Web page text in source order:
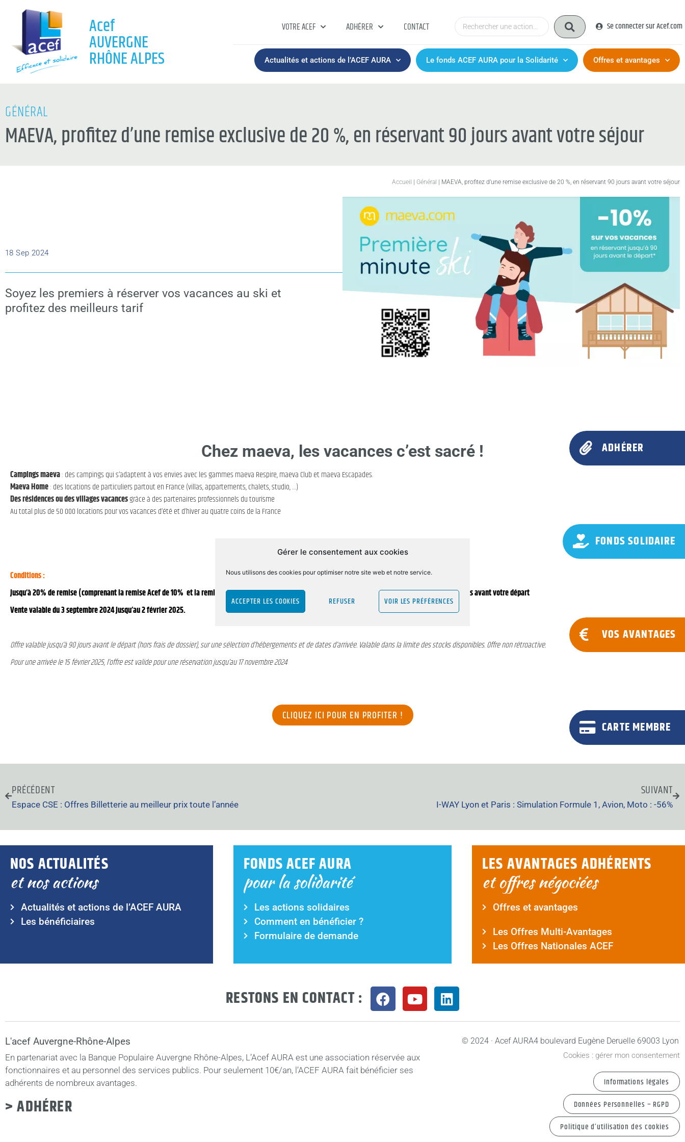
Gérer le consentement aux cookies
Nous utilisons des cookies pour optimiser notre site web et notre service.
ACCEPTER LES COOKIES REFUSER VOIR LES PRÉFÉRENCES
ADHÉRER
FONDS SOLIDAIRE
VOS AVANTAGES
CARTE MEMBRE
Acef
AUVERGNE
RHÔNE ALPES
VOTRE ACEF ADHÉRER CONTACT Se connecter sur Acef.com
Actualités et actions de l’ACEF AURA Le fonds ACEF AURA pour la Solidarité Offres et avantages
GÉNÉRAL
MAEVA, profitez d’une remise exclusive de 20 %, en réservant 90 jours avant votre séjour
Accueil | Général | MAEVA, profitez d’une remise exclusive de 20 %, en réservant 90 jours avant votre séjour
18 Sep 2024
Soyez les premiers à réserver vos vacances au ski et
profitez des meilleurs tarif
Chez maeva, les vacances c’est sacré !
Campings maeva: des campings qui s’adaptent à vos envies avec les gammes maeva Respire, maeva Club et maeva Escapades.
Maeva Home: des locations de particuliers partout en France (villas, appartements, chalets, studio, …)
Des résidences ou des villages vacancesgrâce à des partenaires professionnels du tourisme
Au total plus de 50 000 locations pour vos vacances d’été et d’hiver au quatre coins de la France
Conditions :
Jusqu’à 20% de remise (comprenant la remise Acef de 10% et la remise Maeva de 10% supplémentaire) sur vos vacances au ski en réservant jusqu’à 90 jours avant votre départ
Vente valable du 3 septembre 2024 jusqu’au 2 février 2025.
Offre valable jusqu’à 90 jours avant le départ (hors frais de dossier), sur une sélection d’hébergements et de dates d’arrivée. Valable dans la limite des stocks disponibles. Offre non rétroactive.
Pour une arrivée le 15 février 2025, l’offre est valide pour une réservation jusqu’au 17 novembre 2024
CLIQUEZ ICI POUR EN PROFITER !
PRÉCÉDENT
Espace CSE : Offres Billetterie au meilleur prix toute l’année
SUIVANT
I-WAY Lyon et Paris : Simulation Formule 1, Avion, Moto : -56%
NOS ACTUALITÉS
et nos actions
Actualités et actions de l’ACEF AURA
Les bénéficiaires
FONDS ACEF AURA
pour la solidarité
Les actions solidaires
Comment en bénéficier ?
Formulaire de demande
LES AVANTAGES ADHÉRENTS
et offres négociées
Offres et avantages
Les Offres Multi-Avantages
Les Offres Nationales ACEF
RESTONS EN CONTACT :
L'acef Auvergne-Rhône-Alpes
En partenariat avec la Banque Populaire Auvergne Rhône-Alpes, L’Acef AURA est une association réservée aux
fonctionnaires et au personnel des services publics. Pour seulement 10€/an, l’ACEF AURA fait bénéficier ses
adhérents de nombreux avantages.
> ADHÉRER
© 2024 · Acef AURA4 boulevard Eugène Deruelle 69003 Lyon
Cookies : gérer mon consentement
Informations légales
Données Personnelles – RGPD
Politique d’utilisation des cookies